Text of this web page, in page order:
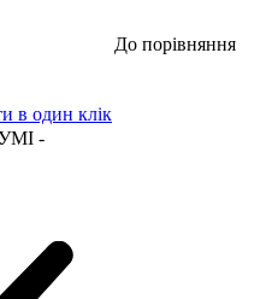
До порівняння
в один клік
-